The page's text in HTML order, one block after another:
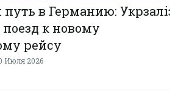
в Германию:
к новому
рейсу
Июля 2026